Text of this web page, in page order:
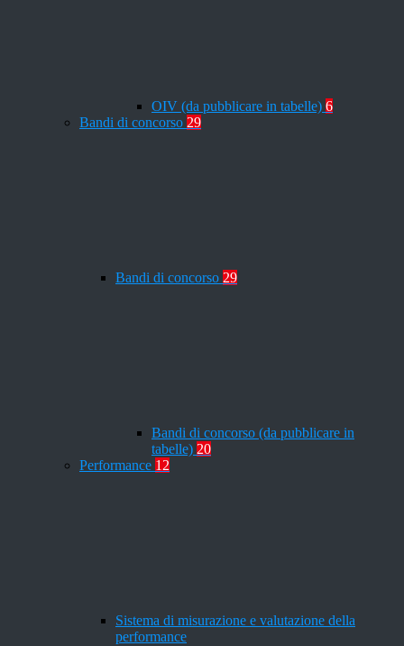
OIV (da pubblicare in tabelle) 6
Bandi di concorso 29
Bandi di concorso 29
Bandi di concorso (da pubblicare in
tabelle) 20
Performance 12
Sistema di misurazione e valutazione della
performance